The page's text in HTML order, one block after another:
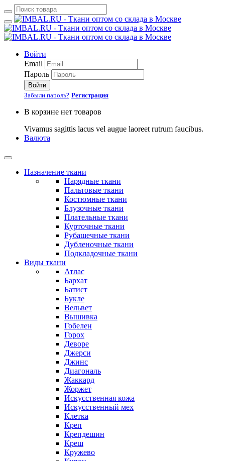
Войти
Email
Пароль
Войти
Забыли пароль? Регистрация
В корзине нет товаров
Vivamus sagittis lacus vel augue laoreet rutrum faucibus.
Валюта
Назначение ткани
Нарядные ткани
Пальтовые ткани
Костюмные ткани
Блузочные ткани
Плательные ткани
Курточные ткани
Рубашечные ткани
Дубленочные ткани
Подкладочные ткани
Виды ткани
Атлас
Бархат
Батист
Букле
Вельвет
Вышивка
Гобелен
Горох
Деворе
Джерси
Джинс
Диагональ
Жаккард
Жоржет
Искусственная кожа
Искусственный мех
Клетка
Креп
Крепдешин
Креш
Кружево